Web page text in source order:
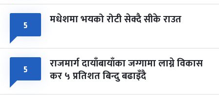
५ मधेशमा भयको रोटी सेक्दै सीके राउत
५ राजमार्ग दायाँबायाँका जग्गामा लाग्ने विकास
कर ५ प्रतिशत बिन्दु बढाइँदै